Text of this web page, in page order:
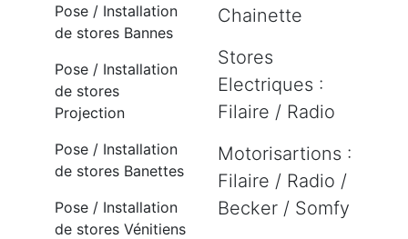
Pose / Installation
de stores Bannes
Pose / Installation
de stores
Projection
Pose / Installation
de stores Banettes
Pose / Installation
de stores Vénitiens
Chainette
Stores
Electriques :
Filaire / Radio
Motorisartions :
Filaire / Radio /
Becker / Somfy